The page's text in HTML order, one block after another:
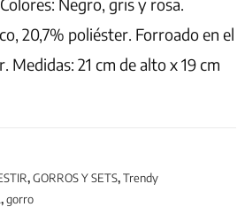
20,7% poliéster. Forroado en el
Medidas: 21 cm de alto x 19 cm
,GORROS Y SETS,Trendy
,gorro